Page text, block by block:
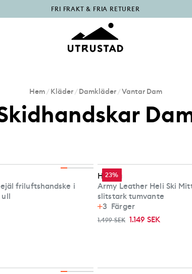
PÅFYLLT I OUTLET
Hem/Kläder/Damkläder/Vantar Dam
friluftshandske i
ull
23%
Hestra
Army Leather Heli Ski
slitstark tumvante
3 Färger
1.499 SEK 1.149 SEK